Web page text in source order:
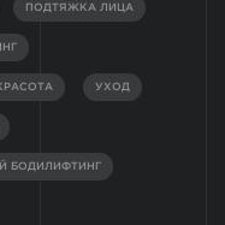
ПОДТЯЖКА ЛИЦА
УХОД
БОДИЛИФТИНГ